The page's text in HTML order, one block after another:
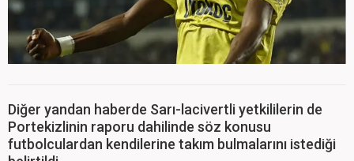
Diğer yandan haberde Sarı-lacivertli yetkililerin de
Portekizlinin raporu dahilinde söz konusu
futbolculardan kendilerine takım bulmalarını istediği